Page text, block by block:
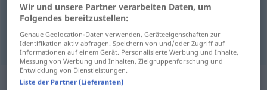
rastrero hündisch
,ruin hündischgemein
Synonyme für "hündisch"
Wir und unsere Partner verarbeiten Daten, um
Folgendes bereitzustellen:
Genaue Geolocation-Daten verwenden. Geräteeigenschaften zur
Identifikation aktiv abfragen. Speichern von und/oder Zugriff auf
Informationen auf einem Gerät. Personalisierte Werbung und Inhalte,
Messung von Werbung und Inhalten, Zielgruppenforschung und
Entwicklung von Dienstleistungen.
Liste der Partner (Lieferanten)